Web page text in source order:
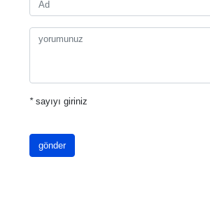
*sayıyı giriniz
gönder